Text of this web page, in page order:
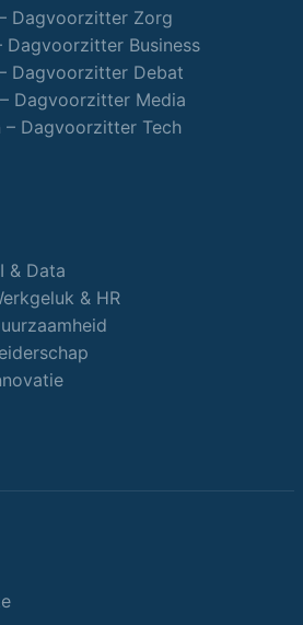
Dagvoorzitter Zorg
Dagvoorzitter Business
Dagvoorzitter Debat
Dagvoorzitter Media
– Dagvoorzitter Tech
& Data
& HR